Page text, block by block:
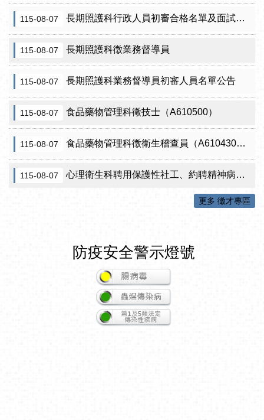
115-08-07 長期照護科行政人員初審合格名單及面試訊息公告
115-08-07 長期照護科徵業務督導員
115-08-07 長期照護科業務督導員初審人員名單公告
115-08-07 食品藥物管理科徵技士（A610500）
115-08-07 食品藥物管理科徵衛生稽查員（A610430）初審公告
115-08-07 心理衛生科聘用保護性社工、約聘精神病人社區關懷訪視員、約聘自殺關懷訪視員等5項職稱甄試結果公告
更多 徵才專區
防疫安全警示燈號